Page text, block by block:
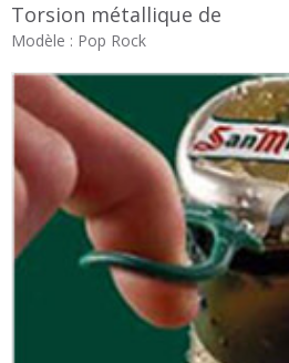
Torsion métallique de
Modèle : Pop Rock